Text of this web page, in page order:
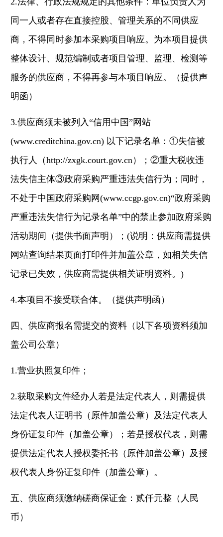
同一人或者存在直接控股、管理关系的不同供应
商，不得同时参加本采购项目响应。为本项目提供
整体设计、规范编制或者项目管理、监理、检测等
服务的供应商，不得再参与本项目响应。（提供声
明函）
3.供应商须未被列入“信用中国”网站
(www.creditchina.gov.cn) 以下记录名单：①失信被
执行人（http://zxgk.court.gov.cn）；②重大税收违
法失信主体③政府采购严重违法失信行为；同时，
不处于中国政府采购网(www.ccgp.gov.cn)“政府采购
严重违法失信行为记录名单”中的禁止参加政府采购
活动期间（提供书面声明）；(说明：供应商需提供
网站查询结果页面打印件并加盖公章，如相关失信
记录已失效，供应商需提供相关证明资料。)
4.本项目不接受联合体。（提供声明函）
四、供应商报名需提交的资料（以下各项资料须加
盖公司公章）
1.营业执照复印件；
2.获取采购文件经办人若是法定代表人，则需提供
法定代表人证明书（原件加盖公章）及法定代表人
身份证复印件（加盖公章）；若是授权代表，则需
提供法定代表人授权委托书（原件加盖公章）及授
权代表人身份证复印件（加盖公章）。
五、供应商须缴纳磋商保证金：贰仟元整（人民
币）